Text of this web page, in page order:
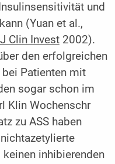
und
(Yuan et al.,
J Clin Invest2002).
den erfolgreichen
Patienten mit
sogar schon im
Klin Wochenschr
zu ASS haben
inhibierenden